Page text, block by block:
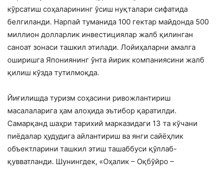
кўрсатиш соҳаларининг ўсиш нуқталари сифатида
белгиланди. Нарпай туманида 100 гектар майдонда 500
миллион долларлик инвестициялар жалб қилинган
саноат зонаси ташкил этилади. Лойиҳаларни амалга
оширишга Япониянинг ўнта йирик компаниясини жалб
қилиш кўзда тутилмоқда.
Йиғилишда туризм соҳасини ривожлантириш
масалаларига ҳам алоҳида эътибор қаратилди.
Самарқанд шаҳри тарихий марказидаги 13 та кўчани
пиёдалар ҳудудига айлантириш ва янги сайёҳлик
объектларини ташкил этиш ташаббуси қўллаб-
қувватланди. Шунингдек, «Оҳалик – Оқбўйро –